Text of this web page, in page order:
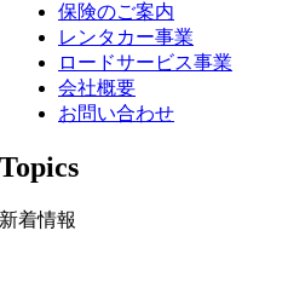
保険のご案内
レンタカー事業
ロードサービス事業
会社概要
お問い合わせ
Topics
新着情報